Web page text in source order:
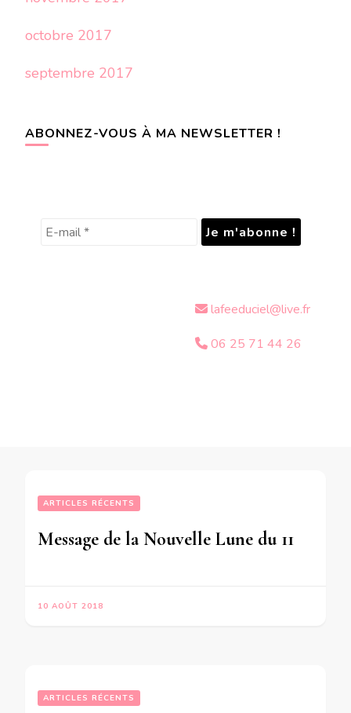
octobre 2017
septembre 2017
ABONNEZ-VOUS À MA NEWSLETTER !
lafeeduciel@live.fr
06 25 71 44 26
ARTICLES RÉCENTS
10 AOÛT 2018
ARTICLES RÉCENTS